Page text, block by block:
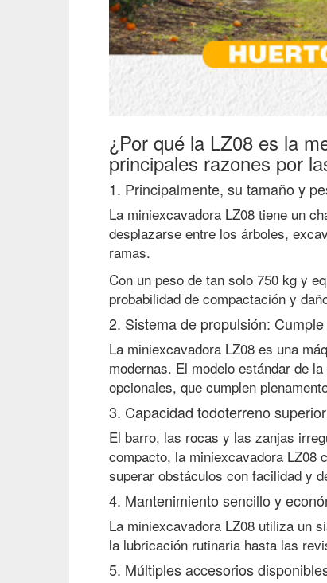
¿Por qué la LZ08 es la
principales razones por
1. Principalmente, su tamaño y
La miniexcavadora LZ08 tiene un
desplazarse entre los árboles,
ramas.
Con un peso de tan solo 750 kg y
probabilidad de compactación y
2. Sistema de propulsión:
La miniexcavadora LZ08 es una
modernas. El modelo estándar de
opcionales, que cumplen
3. Capacidad todoterreno
El barro, las rocas y las zanjas
compacto, la miniexcavadora LZ08
superar obstáculos con facilidad y
4. Mantenimiento sencillo y
La miniexcavadora LZ08 utiliza un
la lubricación rutinaria hasta las
5. Múltiples accesorios